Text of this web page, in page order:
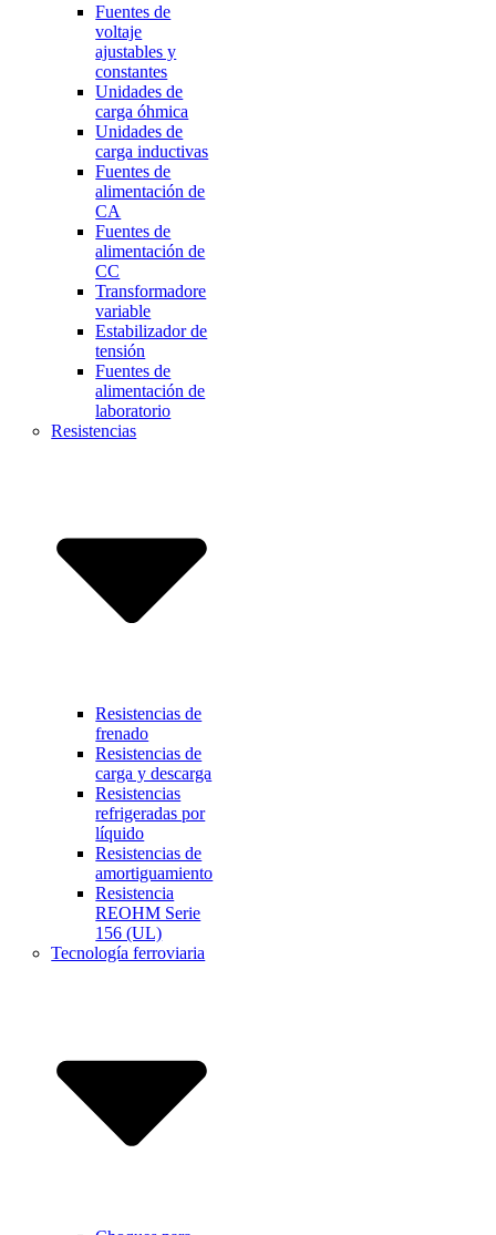
Fuentes de
voltaje
ajustables y
constantes
Unidades de
carga óhmica
Unidades de
carga inductivas
Fuentes de
alimentación de
CA
Fuentes de
alimentación de
CC
Transformadore
variable
Estabilizador de
tensión
Fuentes de
alimentación de
laboratorio
Resistencias
Resistencias de
frenado
Resistencias de
carga y descarga
Resistencias
refrigeradas por
líquido
Resistencias de
amortiguamiento
Resistencia
REOHM Serie
156 (UL)
Tecnología ferroviaria